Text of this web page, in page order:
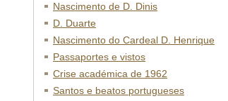
Nascimento de D. Dinis
D. Duarte
Nascimento do Cardeal D. Henrique
Passaportes e vistos
Crise académica de 1962
Santos e beatos portugueses